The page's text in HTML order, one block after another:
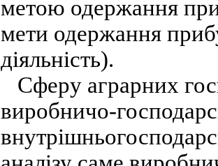
метою одержання
мети одержання
діяльність).
Сферу аграрних
виробничо-